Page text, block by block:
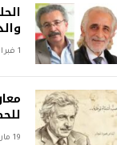
1 فبراير 2026
19 مارس 2024